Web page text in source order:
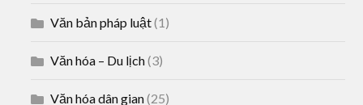
Văn bản pháp luật(1)
Văn hóa – Du lịch(3)
Văn hóa dân gian(25)